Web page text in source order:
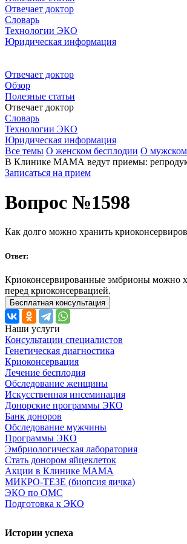
Отвечает доктор
Словарь
Технологии ЭКО
Юридическая информация
Отвечает доктор
Обзор
Полезные статьи
Отвечает доктор
Словарь
Технологии ЭКО
Юридическая информация
Все темы О женском бесплодии О мужском
В Клинике МАМА ведут приемы:
Записаться на прием
Вопрос №1598
Как долго можно хранить
Ответ:
Криоконсервированные эмбрионы можно
перед криоконсервацией.
Бесплатная консультация
Наши услуги
Консультации специалистов
Генетическая диагностика
Криоконсервация
Лечение бесплодия
Обследование женщины
Искусственная инсеминация
Донорские программы ЭКО
Банк доноров
Обследование мужчины
Программы ЭКО
Эмбриологическая лаборатория
Стать донором яйцеклеток
Акции в Клинике МАМА
МИКРО-ТЕЗЕ (биопсия яичка)
ЭКО по ОМС
Подготовка к ЭКО
Истории успеха